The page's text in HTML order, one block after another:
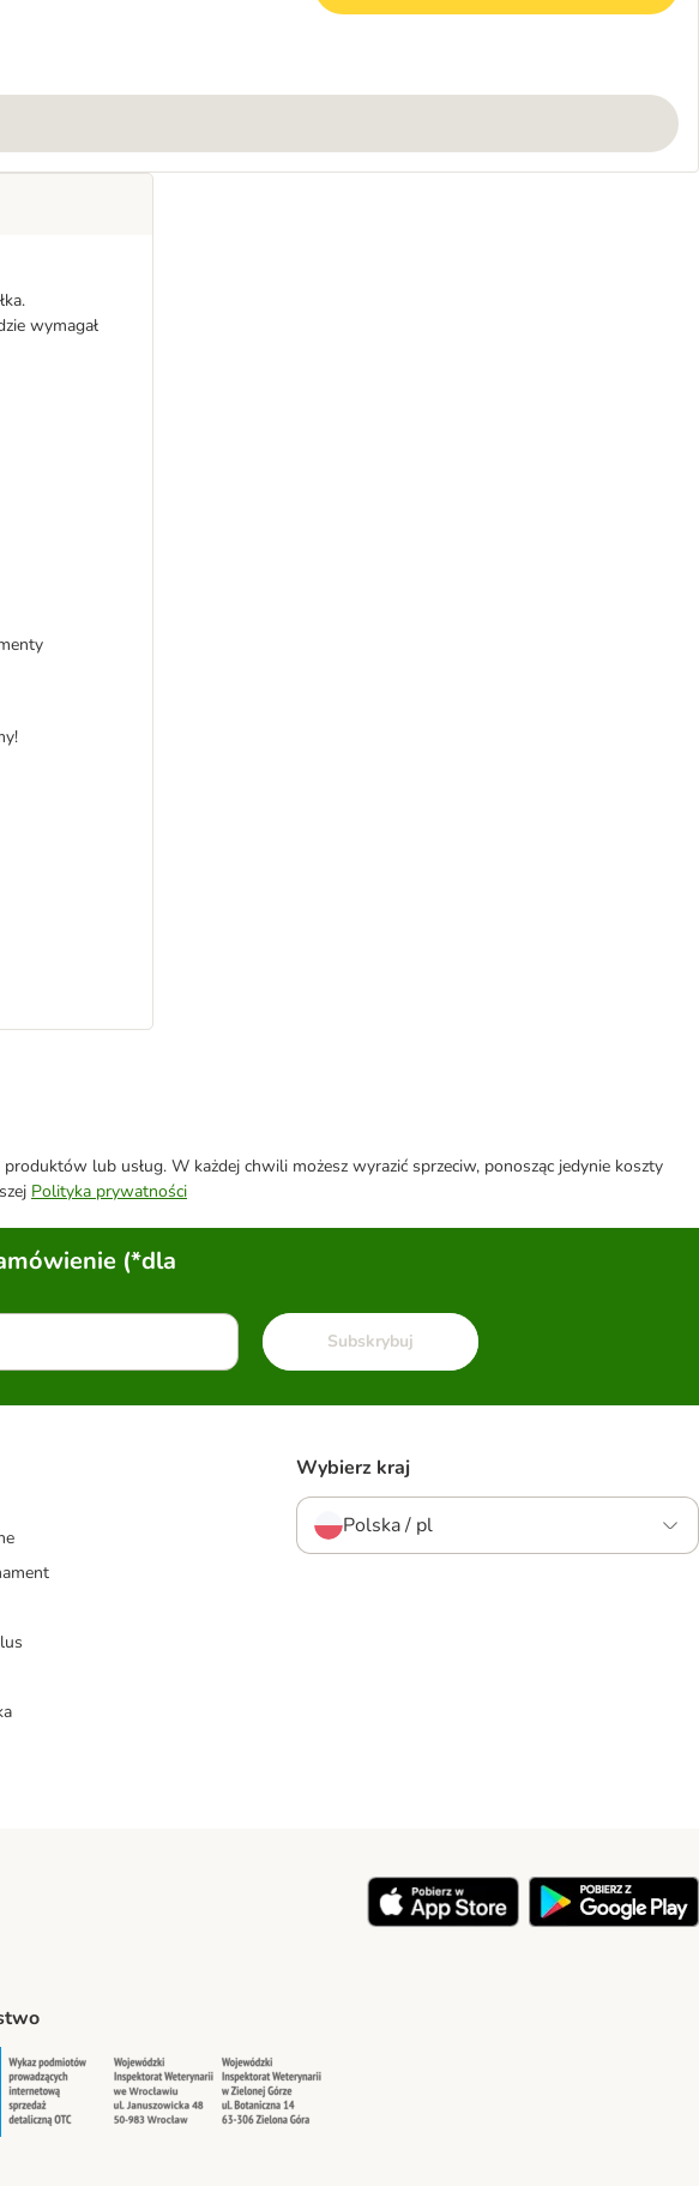
wymagał
lub usług. W każdej chwili możesz wyrazić sprzeciw, ponosząc jedynie koszty
Polityka prywatności
(*dla
Subskrybuj
Wybierz kraj
Polska / pl
Security Security Security